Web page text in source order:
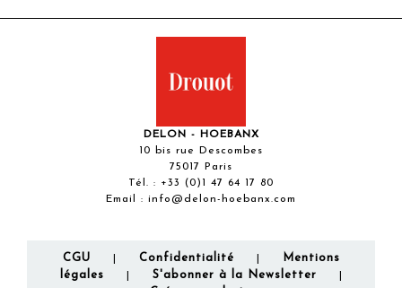
DELON - HOEBANX
10 bis rue Descombes
75017 Paris
Tél. : +33 (0)1 47 64 17 80
Email : info@delon-hoebanx.com
CGU Confidentialité
Mentions
légales
S'abonner à la Newsletter